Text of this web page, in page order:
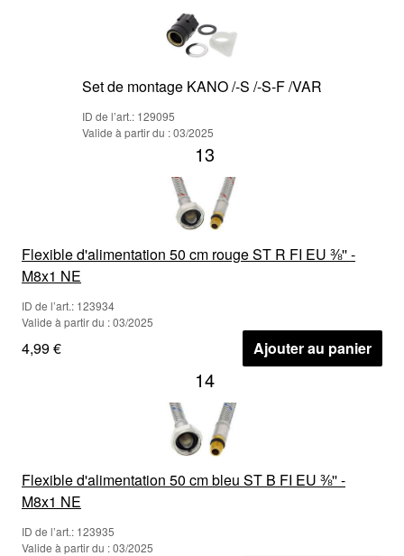
Set de montage KANO /-S /-S-F /VAR
ID de l’art.: 129095
Valide à partir du : 03/2025
13
Flexible d'alimentation 50 cm rouge ST R FI EU ⅜'' -
M8x1 NE
ID de l’art.: 123934
Valide à partir du : 03/2025
4,99 € Ajouter au panier
14
Flexible d'alimentation 50 cm bleu ST B FI EU ⅜'' -
M8x1 NE
ID de l’art.: 123935
Valide à partir du : 03/2025